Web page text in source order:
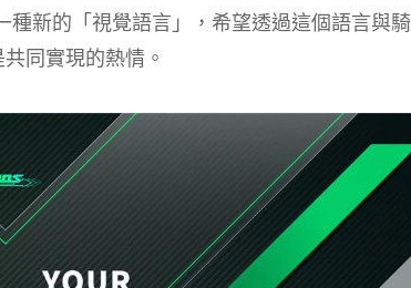
新的「視覺語言」，希望透過這個語言與
同實現的熱情。